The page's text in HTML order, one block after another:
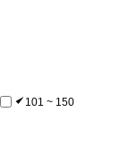
101 ~ 150